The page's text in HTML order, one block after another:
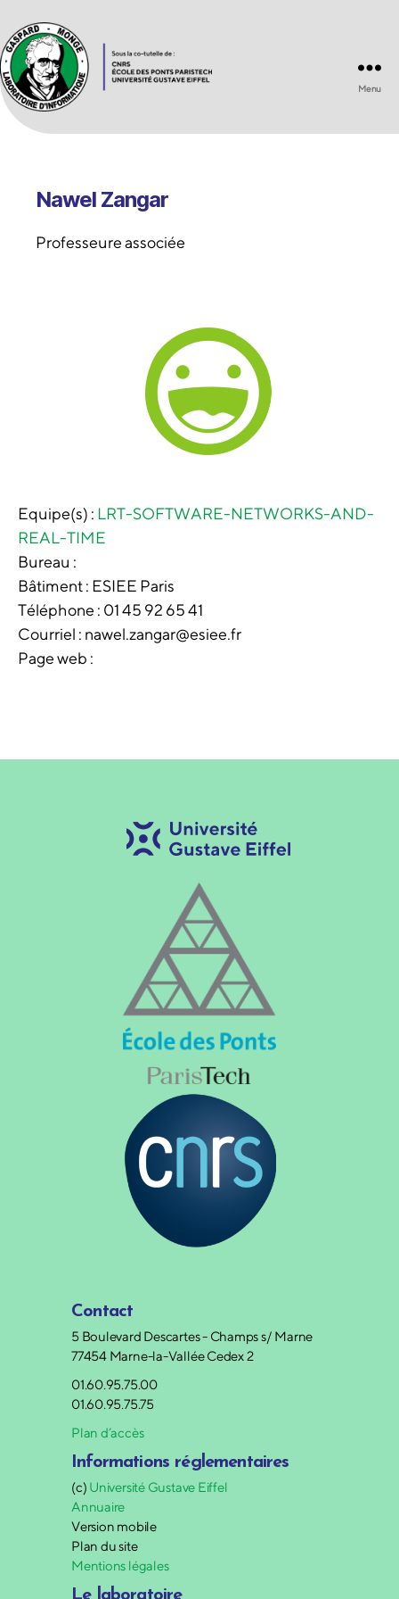
Laboratoire
d'Informatique
Menu
Equipe(s) : LRT-SOFTWARE-NETWORKS-AND-
REAL-TIME
Bureau :
Bâtiment : ESIEE Paris
Téléphone : 01 45 92 65 41
Courriel : nawel.zangar@esiee.fr
Page web :
Nawel Zangar
Professeure associée
Contact
5 Boulevard Descartes - Champs s/ Marne
77454 Marne-la-Vallée Cedex 2
01.60.95.75.00
01.60.95.75.75
Plan d’accès
Informations réglementaires
(c) Université Gustave Eiffel
Annuaire
Version mobile
Plan du site
Mentions légales
Le laboratoire